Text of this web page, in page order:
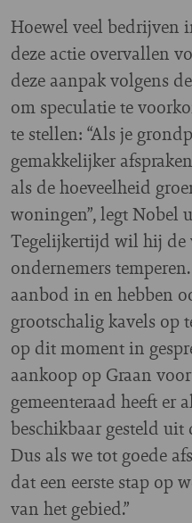
Hoewel veel bedrijven
deze actie overvallen
deze aanpak volgens
om speculatie te
te stellen: “Als je
gemakkelijker
als de hoeveelheid
woningen”, legt Nobel
Tegelijkertijd wil hij de
ondernemers
aanbod in en hebben
grootschalig kavels op
op dit moment in
aankoop op Graan
gemeenteraad heeft er
beschikbaar gesteld
Dus als we tot goede
dat een eerste stap op
van het gebied.”